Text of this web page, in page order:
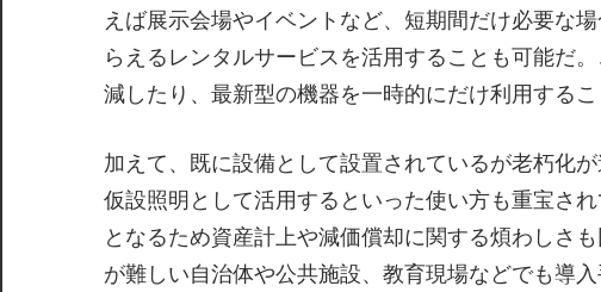
えば展示会場やイベントなど、短期間だけ必要な
らえるレンタルサービスを活用することも可能だ
減したり、最新型の機器を一時的にだけ利用するこ
加えて、既に設備として設置されているが老朽化
仮設照明として活用するといった使い方も重宝さ
となるため資産計上や減価償却に関する煩わしさ
が難しい自治体や公共施設、教育現場などでも導